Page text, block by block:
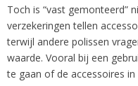
Toch is “vast gemonteerd”
verzekeringen tellen
terwijl andere polissen
waarde. Vooral bij een
te gaan of de accessoires